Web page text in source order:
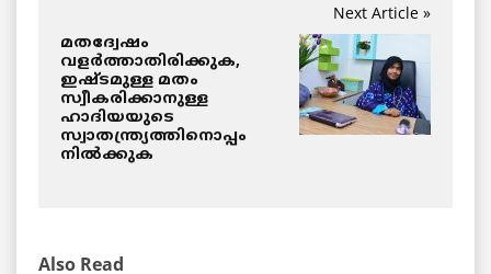
Next Article »
മതദ്വേഷം
വളർത്താതിരിക്കുക,
ഇഷ്ടമുള്ള മതം
സ്വീകരിക്കാനുള്ള
ഹാദിയയുടെ
സ്വാതന്ത്ര്യത്തിനൊപ്പം
നിൽക്കുക
Also Read